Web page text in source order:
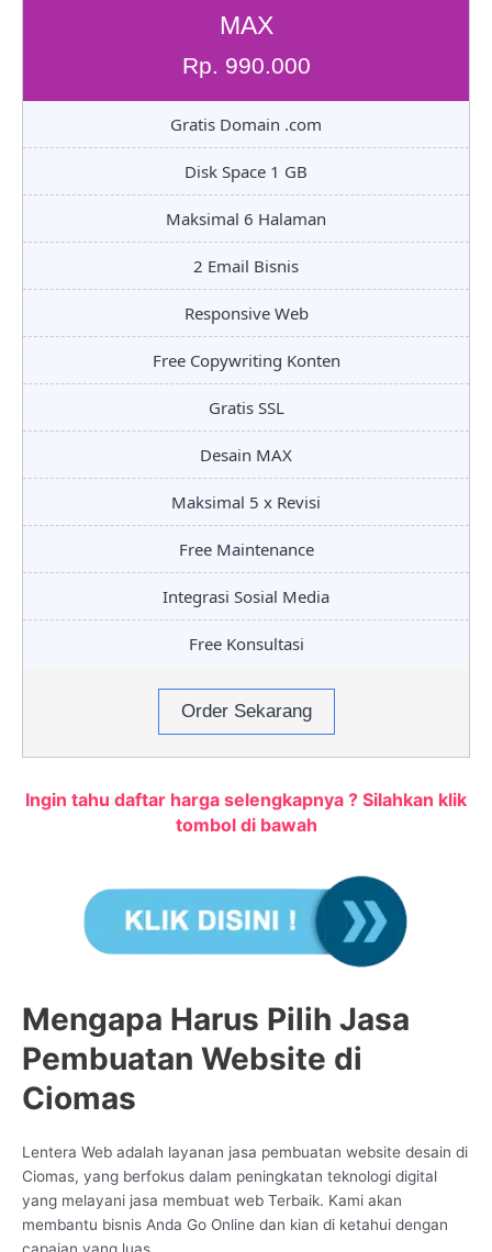
MAX
Rp. 990.000
Gratis Domain .com
Disk Space 1 GB
Maksimal 6 Halaman
2 Email Bisnis
Responsive Web
Free Copywriting Konten
Gratis SSL
Desain MAX
Maksimal 5 x Revisi
Free Maintenance
Integrasi Sosial Media
Free Konsultasi
Order Sekarang
Ingin tahu daftar harga selengkapnya ? Silahkan klik
tombol di bawah
Mengapa Harus Pilih Jasa
Pembuatan Website di
Ciomas
Lentera Web adalah layanan jasa pembuatan website desain di
Ciomas, yang berfokus dalam peningkatan teknologi digital
yang melayani jasa membuat web Terbaik. Kami akan
membantu bisnis Anda Go Online dan kian di ketahui dengan